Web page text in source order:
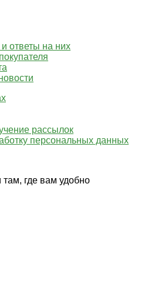
ответы на них
рассылок
персональных данных
где вам удобно